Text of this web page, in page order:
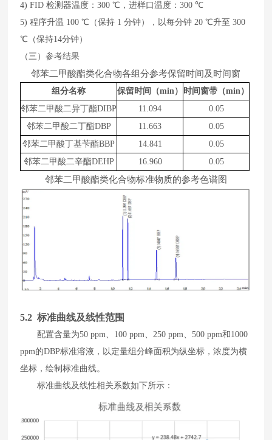
4)FID检测器温度：300℃，进样口温度：300℃
5)程序升温 100℃（保持 1分钟），以每分钟20℃升至300
℃（保持14分钟）
（三）参考结果
邻苯二甲酸酯类化合物各组分参考保留时间及时间窗
组分名称 保留时间（min） 时间窗带（min）
邻苯二甲酸二异丁酯DIBP 11.094
0.05
邻苯二甲酸二丁酯DBP 11.663
0.05
邻苯二甲酸丁基苄酯BBP 14.841
0.05
邻苯二甲酸二辛酯DEHP 16.960 0.05
邻苯二甲酸酯类化合物标准物质的参考色谱图
5.2 标准曲线及线性范围
配置含量为50 ppm 100 ppm 250 ppm 、500 ppm和 1000
ppm的DBP标准溶液， 以 定量组分峰面积为纵坐标 ，浓度为横
坐标 ，绘制标准曲线。
标准曲线及线性相关系数如下所示 ：